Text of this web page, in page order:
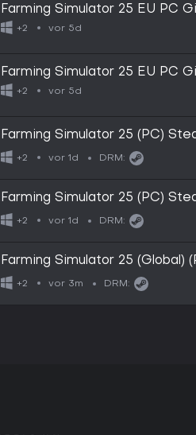
Farming Simulator 25 EU PC
+2 vor 5d
Farming Simulator 25 EU PC
+2 vor 5d
Farming Simulator 25 (PC)
+2 vor 1d DRM:
Farming Simulator 25 (PC)
+2 vor 1d DRM:
Farming Simulator 25
Key
+2 vor 3m DRM: